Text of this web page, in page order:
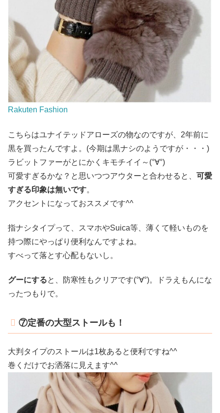
Rakuten Fashion
こちらはユナイテッドアローズの物なのですが、2年前に
黒を買ったんですよ。(今期は黒ナシのようですが・・・)
ラビットファーがとにかくキモチイイ～(°∀°)
可愛すぎるかな？と思いつつアウターと合わせると、 可愛
すぎる印象は無いです。
アクセントになっておススメです^^
指ナシタイプって、スマホやSuica等、薄くて軽いものを
持つ際にやっぱり便利なんですよね。
すべって落とす心配もないし。
グーにすると、防寒性もクリアです(°∀°)。ドラえもんにな
ったつもりで。
⑦定番の大型ストールも！
大判タイプのストールは1枚あると便利ですね^^
巻くだけでお洒落に見えます^^